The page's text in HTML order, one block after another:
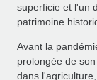
superficie et l'un
patrimoine
Avant la
prolongée de
dans